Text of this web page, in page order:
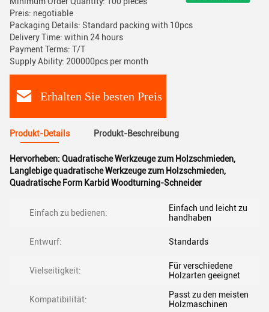
Preis: negotiable
Packaging Details: Standard packing with 10pcs
Delivery Time: within 24 hours
Payment Terms: T/T
Supply Ability: 200000pcs per month
Erhalten Sie besten Preis
Produkt-Details Produkt-Beschreibung
Hervorheben: Quadratische Werkzeuge zum Holzschmieden,
Langlebige quadratische Werkzeuge zum Holzschmieden,
Quadratische Form Karbid Woodturning-Schneider
Einfach zu bedienen:
Einfach und leicht zu
handhaben
Entwurf: Standards
Vielseitigkeit:
Für verschiedene
Holzarten geeignet
Kompatibilität:
Passt zu den meisten
Holzmaschinen